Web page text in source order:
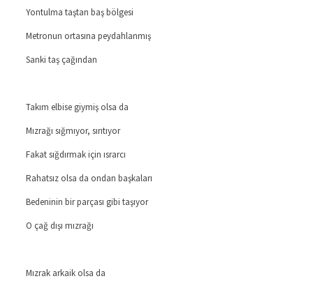
Yontulma taştan baş bölgesi
Metronun ortasına peydahlanmış
Sanki taş çağından
Takım elbise giymiş olsa da
Mızrağı sığmıyor, sırıtıyor
Fakat sığdırmak için ısrarcı
Rahatsız olsa da ondan başkaları
Bedeninin bir parçası gibi taşıyor
O çağ dışı mızrağı
Mızrak arkaik olsa da